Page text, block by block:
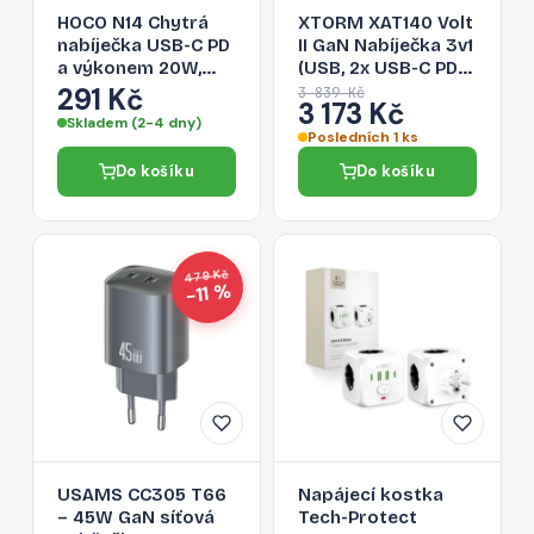
HOCO N14 Chytrá
nabíječka USB-C PD
a výkonem 20W,
bílá
291 Kč
Skladem (2-4 dny)
Do košíku
XTORM XAT140 Volt
II GaN Nabíječka 3v1
(USB, 2x USB-C PD),
s výkonem 140W,
bílá
3 839 Kč
3 173 Kč
Posledních 1 ks
Do košíku
479 Kč
−11 %
USAMS CC305 T66
– 45W GaN síťová
Napájecí kostka
Tech-Protect